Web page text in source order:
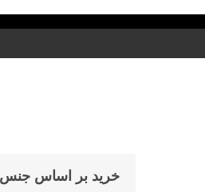
خرید بر اساس